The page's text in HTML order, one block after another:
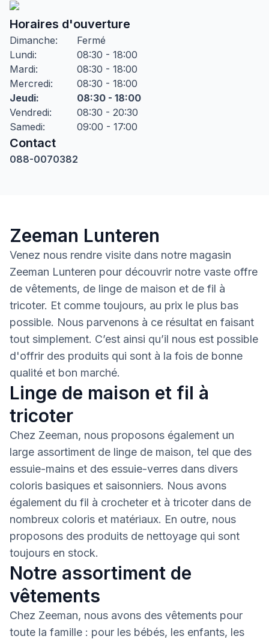
Horaires d'ouverture
Dimanche:
Fermé
Lundi:
08:30 - 18:00
Mardi:
08:30 - 18:00
Mercredi:
08:30 - 18:00
Jeudi:
08:30 - 18:00
Vendredi:
08:30 - 20:30
Samedi: 09:00 - 17:00
Contact
088-0070382
Zeeman Lunteren
Venez nous rendre visite dans notre magasin
Zeeman Lunteren pour découvrir notre vaste offre
de vêtements, de linge de maison et de fil à
tricoter. Et comme toujours, au prix le plus bas
possible. Nous parvenons à ce résultat en faisant
tout simplement. C’est ainsi qu’il nous est possible
d'offrir des produits qui sont à la fois de bonne
qualité et bon marché.
Linge de maison et fil à
tricoter
Chez Zeeman, nous proposons également un
large assortiment de linge de maison, tel que des
essuie-mains et des essuie-verres dans divers
coloris basiques et saisonniers. Nous avons
également du fil à crocheter et à tricoter dans de
nombreux coloris et matériaux. En outre, nous
proposons des produits de nettoyage qui sont
toujours en stock.
Notre assortiment de
vêtements
Chez Zeeman, nous avons des vêtements pour
toute la famille : pour les bébés, les enfants, les